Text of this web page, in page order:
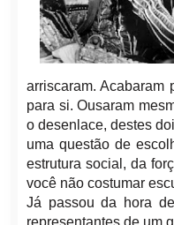
arriscaram. Acabaram
para si. Ousaram
o desenlace, destes
uma questão de
estrutura social, da
você não costumar
Já passou da hora